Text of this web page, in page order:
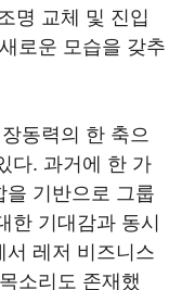
명 교체 및 진입
로운 모습을 갖추
동력의 한 축으
다. 과거에 한 가
을 기반으로 그룹
한 기대감과 동시
서 레저 비즈니스
소리도 존재했